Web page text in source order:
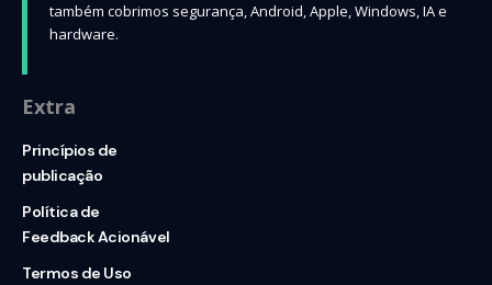
também cobrimos segurança, Android, Apple, Windows, IA e
hardware.
Extra
Princípios de
publicação
Política de
Feedback Acionável
Termos de Uso